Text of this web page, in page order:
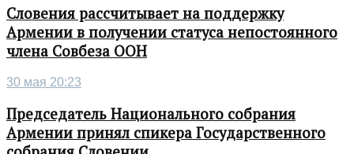
Словения рассчитывает на поддержку
Армении в получении статуса непостоянного
члена Совбеза ООН
30 мая 20:23
Председатель Национального собрания
Армении принял спикера Государственного